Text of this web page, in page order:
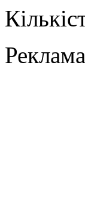
Реклама